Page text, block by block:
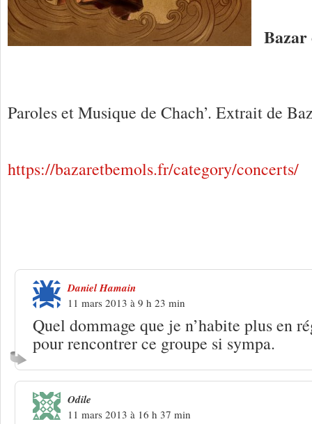
Bazar
Paroles et Musique de Chach’. Extrait de
https://bazaretbemols.fr/category/concerts/
Daniel Hamain
11 mars 2013 à 9 h 23 min
Quel dommage que je n’habite plus en
pour rencontrer ce groupe si sympa.
Odile
11 mars 2013 à 16 h 37 min